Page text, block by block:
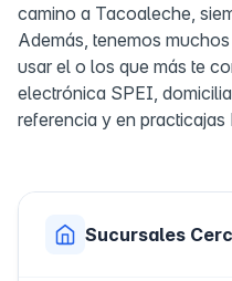
camino a Tacoaleche,
Además, tenemos
usar el o los que más te
electrónica SPEI,
referencia y en practicajas
Sucursales